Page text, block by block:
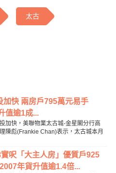
太古
加快 兩房戶795萬元易手
值逾1成...
加快，美聯物業太古城-金星閣分行高
陳彪(Frankie Chan)表示，太古城本月
呎「大主人房」優質戶925
年貨升值逾1.4倍...